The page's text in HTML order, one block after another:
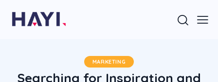
MARKETING
Searching for Inspiration and